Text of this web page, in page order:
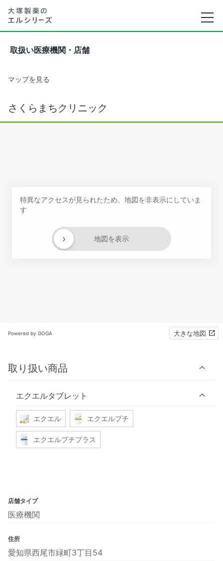
取扱い医療機関・店舗
マップを見る
さくらまちクリニック
特異なアクセスが見られたため、地図を非表示にしていま
す
地図を表示
›
Powered by GOGA 大きな地図
取り扱い商品
エクエルタブレット
エクエル エクエルプチ
エクエルプチプラス
店舗タイプ
医療機関
住所
愛知県西尾市緑町3丁目54